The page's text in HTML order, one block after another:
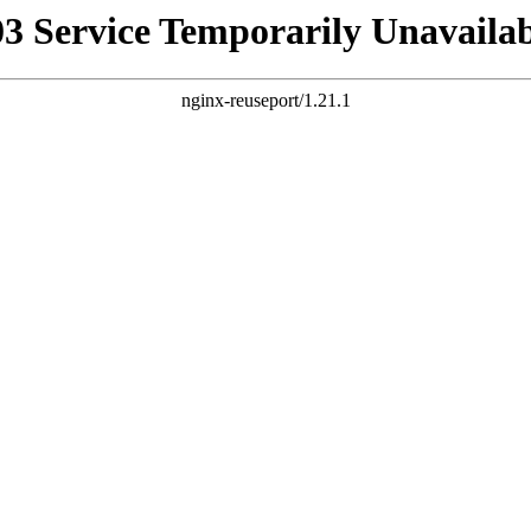
Service Temporarily
nginx-reuseport/1.21.1